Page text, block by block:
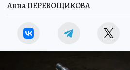
Анна ПЕРЕВОЩИКОВА